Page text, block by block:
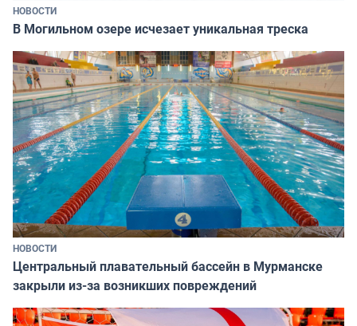
НОВОСТИ
В Могильном озере исчезает уникальная треска
НОВОСТИ
Центральный плавательный бассейн в Мурманске
закрыли из-за возникших повреждений